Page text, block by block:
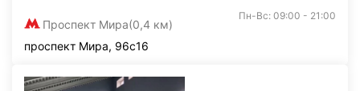
Проспект Мира(0,4 км)
Пн-Вс: 09:00 - 21:00
проспект Мира, 96с16